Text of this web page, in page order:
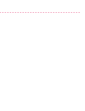
ム
ム
ム